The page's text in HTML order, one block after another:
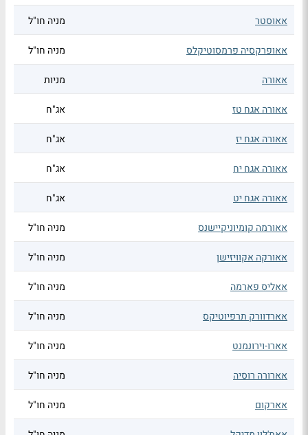
אאוסטר מניה חו"ל
אאופרקסיה פרמסוטיקלס מניה חו"ל
אאורה מניות
אאורה אגח טז אג"ח
אאורה אגח יז אג"ח
אאורה אגח יח אג"ח
אאורה אגח יט אג"ח
אאורמה קומיוניקיישנס מניה חו"ל
אאורקה אקוויזישן מניה חו"ל
אאליס פארמה מניה חו"ל
אארדוורק תרפיוטיקס מניה חו"ל
אארו-וירונמנט מניה חו"ל
אארורה רוסיה מניה חו"ל
אארקום מניה חו"ל